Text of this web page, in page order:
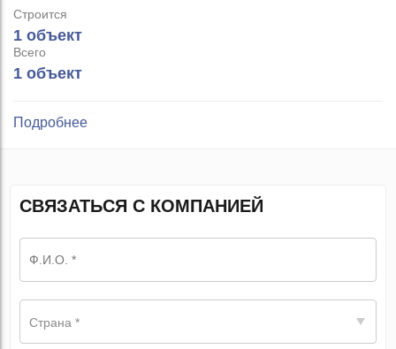
Строится
1 объект
Всего
1 объект
Подробнее
СВЯЗАТЬСЯ С КОМПАНИЕЙ
Страна *